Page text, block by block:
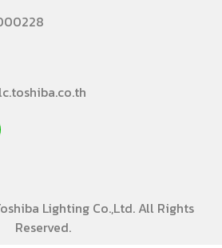
Lighting Co.,Ltd. All Rights
Reserved.